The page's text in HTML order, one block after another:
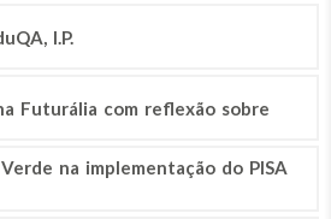
I.P.
Futurália com reflexão sobre
na implementação do PISA